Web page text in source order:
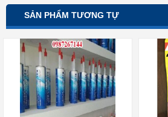
SẢN PHẨM TƯƠNG TỰ